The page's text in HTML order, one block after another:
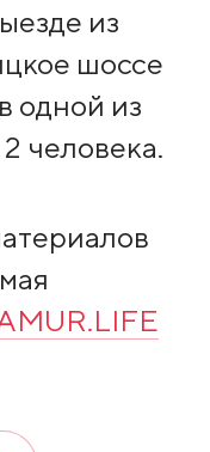
из
шоссе
одной из
человека.